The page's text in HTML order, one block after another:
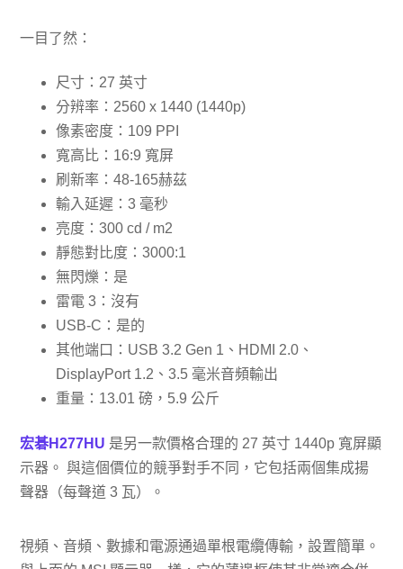
一目了然：
尺寸：27 英寸
分辨率：2560 x 1440 (1440p)
像素密度：109 PPI
寬高比：16:9 寬屏
刷新率：48-165赫茲
輸入延遲：3 毫秒
亮度：300 cd / m2
靜態對比度：3000:1
無閃爍：是
雷電 3：沒有
USB-C：是的
其他端口：USB 3.2 Gen 1、HDMI 2.0、
DisplayPort 1.2、3.5 毫米音頻輸出
重量：13.01 磅，5.9 公斤
宏碁H277HU 是另一款價格合理的 27 英寸 1440p 寬屏顯
示器。 與這個價位的競爭對手不同，它包括兩個集成揚
聲器（每聲道 3 瓦）。
視頻、音頻、數據和電源通過單根電纜傳輸，設置簡單。